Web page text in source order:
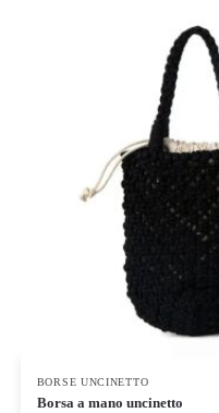
BORSE UNCINETTO
Borsa a mano uncinetto